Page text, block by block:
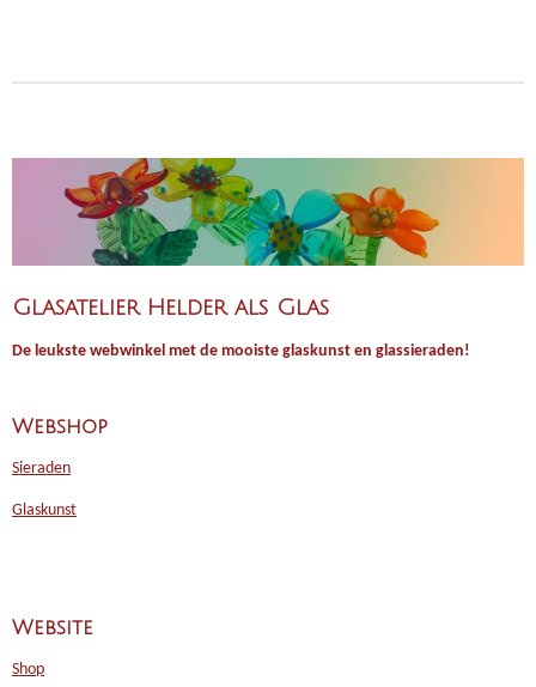
Glasatelier Helder als Glas
De leukste webwinkel met de mooiste glaskunst en glassieraden!
Webshop
Sieraden
Glaskunst
Website
Shop